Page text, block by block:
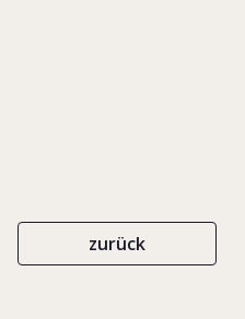
zurück